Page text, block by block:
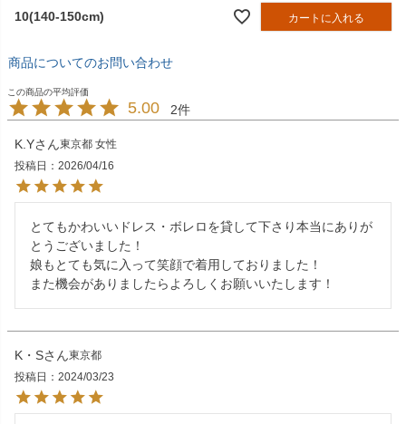
10(140-150cm) カートに入れる
商品についてのお問い合わせ
5.00 2
K.Y 東京都 女性
投稿日
2026/04/16
とてもかわいいドレス・ボレロを貸して下さり本当にありが
とうございました！
娘もとても気に入って笑顔で着用しておりました！
また機会がありましたらよろしくお願いいたします！
K・S
東京都
投稿日
2024/03/23